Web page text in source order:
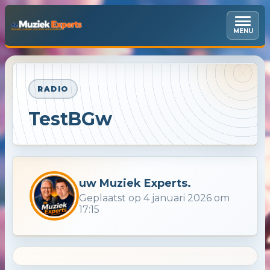
MENU
RADIO
TestBGw
uw Muziek Experts.
Geplaatst op 4 januari 2026 om
17:15